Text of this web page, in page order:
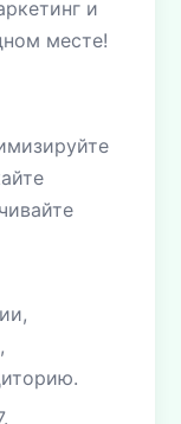
и
месте!